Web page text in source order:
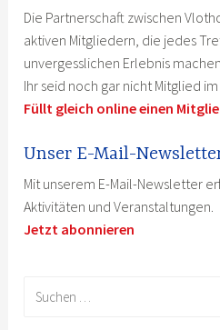
Die Partnerschaft zwischen
aktiven Mitgliedern, die jedes
unvergesslichen Erlebnis
Ihr seid noch gar nicht Mitglied
Füllt gleich online einen
Unser E-Mail-
Mit unserem E-Mail-Newsletter
Aktivitäten und Veranstaltungen.
Jetzt abonnieren